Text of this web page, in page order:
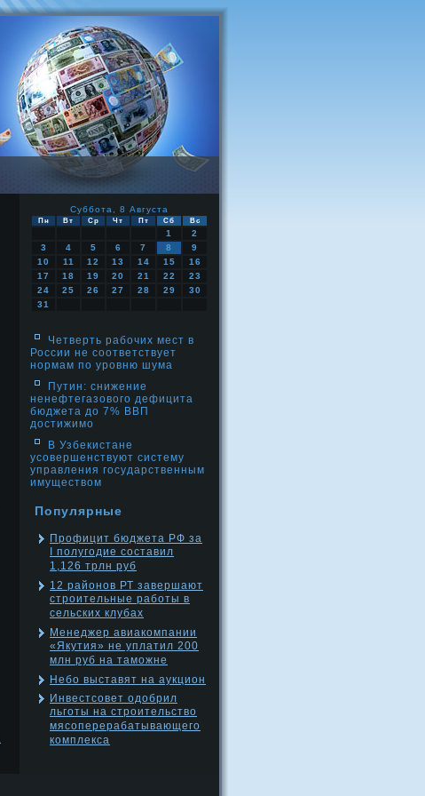
Суббота, 8 Августа
Пн Вт Ср Чт Пт Сб Вс
1
2
3
4 5 6 7 8
9
10
11 12 13 14 15
16
17
18 19 20 21 22
23
24
25 26 27 28 29
30
31
Четверть рабочих мест в
России не соответствует
нормам по уровню шума
Путин: снижение
ненефтегазового дефицита
бюджета до 7% ВВП
достижимо
В Узбекистане
усовершенствуют систему
управления государственным
имуществом
Популярные
Профицит бюджета РФ за
I полугодие составил
1,126 трлн руб
12 районов РТ завершают
строительные работы в
сельских клубах
Менеджер авиакомпании
«Якутия» не уплатил 200
млн руб на таможне
Небо выставят на аукцион
Инвестсовет одобрил
льготы на строительство
мясоперерабатывающего
комплекса